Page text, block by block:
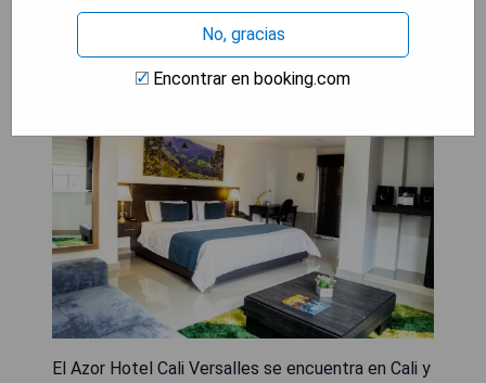
Azor Hotel Cali Versalles
El Azor Hotel Cali Versalles se encuentra en Cali y
No, gracias
Encontrar en booking.com